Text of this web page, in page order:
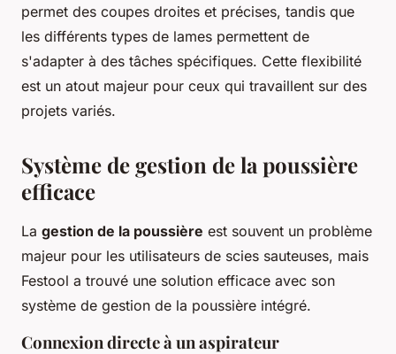
permet des coupes droites et précises, tandis que
les différents types de lames permettent de
s'adapter à des tâches spécifiques. Cette flexibilité
est un atout majeur pour ceux qui travaillent sur des
projets variés.
Système de gestion de la poussière
efficace
La gestion de la poussière est souvent un problème
majeur pour les utilisateurs de scies sauteuses, mais
Festool a trouvé une solution efficace avec son
système de gestion de la poussière intégré.
Connexion directe à un aspirateur